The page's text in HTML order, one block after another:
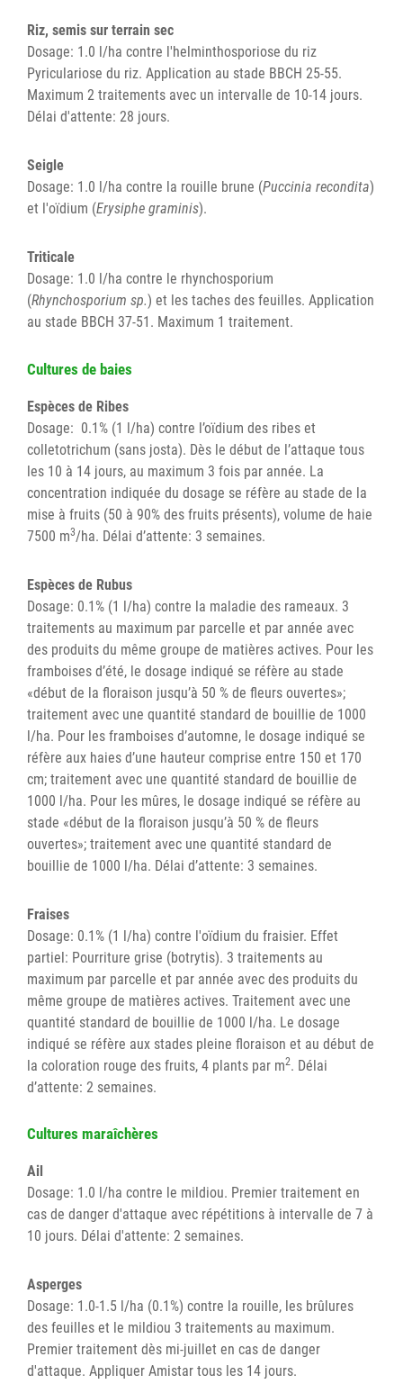
Riz, semis sur terrain sec
Dosage: 1.0 l/ha contre l'helminthosporiose du riz
Pyriculariose du riz. Application au stade BBCH 25-55.
Maximum 2 traitements avec un intervalle de 10-14 jours.
Délai d'attente: 28 jours.
Seigle
Dosage: 1.0 l/ha contre la rouille brune (Puccinia recondita)
et l'oïdium (Erysiphe graminis).
Triticale
Dosage: 1.0 l/ha contre le rhynchosporium
(Rhynchosporium sp.) et les taches des feuilles. Application
au stade BBCH 37-51. Maximum 1 traitement.
Cultures de baies
Espèces de Ribes
Dosage: 0.1% (1 l/ha) contre l’oïdium des ribes et
colletotrichum (sans josta). Dès le début de l’attaque tous
les 10 à 14 jours, au maximum 3 fois par année. La
concentration indiquée du dosage se réfère au stade de la
mise à fruits (50 à 90% des fruits présents), volume de haie
7500 m3/ha. Délai d’attente: 3 semaines.
Espèces de Rubus
Dosage: 0.1% (1 l/ha) contre la maladie des rameaux. 3
traitements au maximum par parcelle et par année avec
des produits du même groupe de matières actives. Pour les
framboises d’été, le dosage indiqué se réfère au stade
«début de la floraison jusqu’à 50 % de fleurs ouvertes»;
traitement avec une quantité standard de bouillie de 1000
l/ha. Pour les framboises d’automne, le dosage indiqué se
réfère aux haies d’une hauteur comprise entre 150 et 170
cm; traitement avec une quantité standard de bouillie de
1000 l/ha. Pour les mûres, le dosage indiqué se réfère au
stade «début de la floraison jusqu’à 50 % de fleurs
ouvertes»; traitement avec une quantité standard de
bouillie de 1000 l/ha. Délai d’attente: 3 semaines.
Fraises
Dosage: 0.1% (1 l/ha) contre l'oïdium du fraisier. Effet
partiel: Pourriture grise (botrytis). 3 traitements au
maximum par parcelle et par année avec des produits du
même groupe de matières actives. Traitement avec une
quantité standard de bouillie de 1000 l/ha. Le dosage
indiqué se réfère aux stades pleine floraison et au début de
la coloration rouge des fruits, 4 plants par m2. Délai
d’attente: 2 semaines.
Cultures maraîchères
Ail
Dosage: 1.0 l/ha contre le mildiou. Premier traitement en
cas de danger d'attaque avec répétitions à intervalle de 7 à
10 jours. Délai d'attente: 2 semaines.
Asperges
Dosage: 1.0-1.5 l/ha (0.1%) contre la rouille, les brûlures
des feuilles et le mildiou 3 traitements au maximum.
Premier traitement dès mi-juillet en cas de danger
d'attaque. Appliquer Amistar tous les 14 jours.